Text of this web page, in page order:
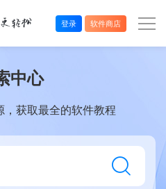
登录 软件商店
中心
，获取最全的软件教程